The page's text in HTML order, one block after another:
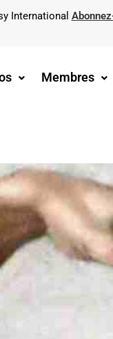
International
Membres